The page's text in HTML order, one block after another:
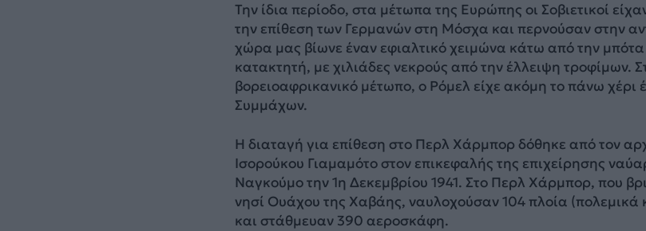
Την ίδια περίοδο, στα μέτωπα της Ευρώπης οι Σοβιετικοί
την επίθεση των Γερμανών στη Μόσχα και περνούσαν στην
χώρα μας βίωνε έναν εφιαλτικό χειμώνα κάτω από την
κατακτητή, με χιλιάδες νεκρούς από την έλλειψη τροφίμων.
βορειοαφρικανικό μέτωπο, ο Ρόμελ είχε ακόμη το πάνω χέρι
Συμμάχων.
Η διαταγή για επίθεση στο Περλ Χάρμπορ δόθηκε από τον
Ισορούκου Γιαμαμότο στον επικεφαλής της επιχείρησης
Ναγκούμο την 1η Δεκεμβρίου 1941. Στο Περλ Χάρμπορ, που
νησί Ουάχου της Χαβάης, ναυλοχούσαν 104 πλοία (πολεμικά
και στάθμευαν 390 αεροσκάφη.